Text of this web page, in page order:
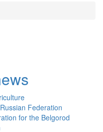
Federation
for the Belgorod